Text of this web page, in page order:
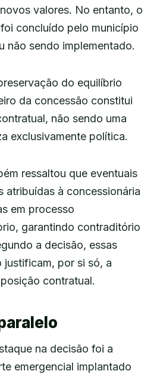
valores. No entanto, o
concluído pelo município
não sendo implementado.
do equilíbrio
da concessão constitui
não sendo uma
exclusivamente política.
ressaltou que eventuais
atribuídas à concessionária
em processo
garantindo contraditório
a decisão, essas
justificam, por si só, a
contratual.
na decisão foi a
emergencial implantado